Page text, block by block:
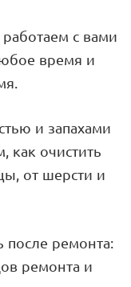
с вами
время и
и запахами
очистить
от шерсти и
ремонта:
ремонта и